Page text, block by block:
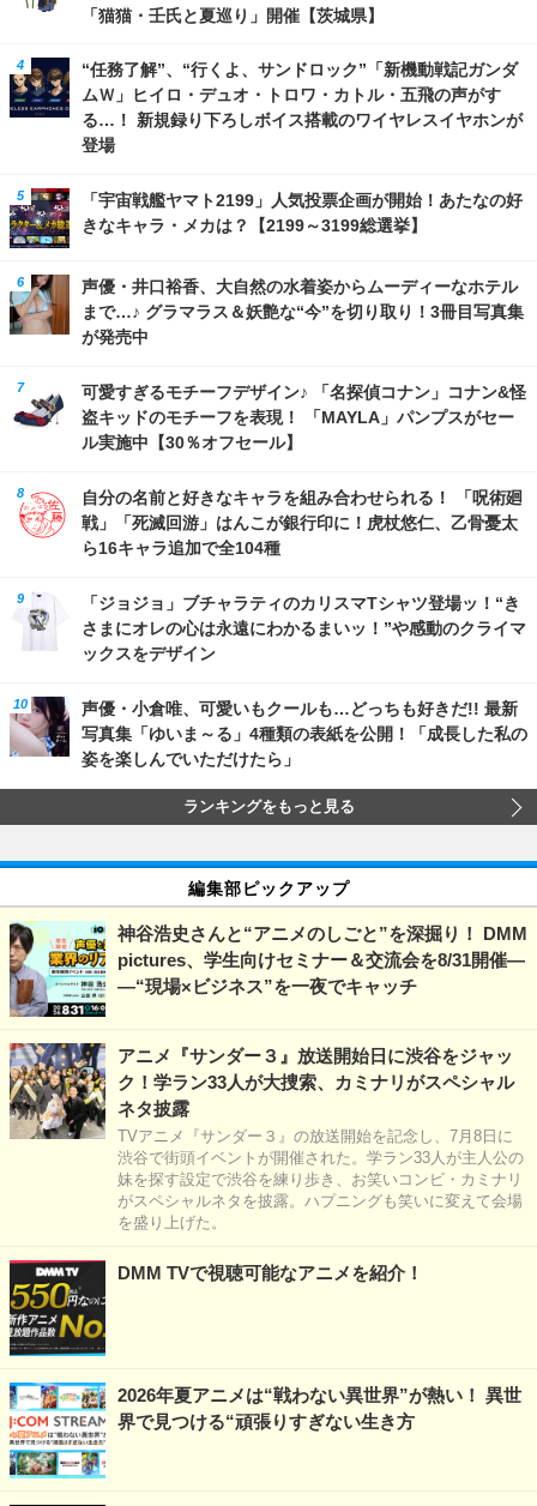
「猫猫・壬氏と夏巡り」開催【茨城県】
“任務了解”、“行くよ、サンドロック”「新機動戦記ガンダ
ムＷ」ヒイロ・デュオ・トロワ・カトル・五飛の声がす
る…！ 新規録り下ろしボイス搭載のワイヤレスイヤホンが
登場
「宇宙戦艦ヤマト2199」人気投票企画が開始！あたなの好
きなキャラ・メカは？【2199～3199総選挙】
声優・井口裕香、大自然の水着姿からムーディーなホテル
まで…♪ グラマラス＆妖艶な“今”を切り取り！3冊目写真集
が発売中
可愛すぎるモチーフデザイン♪ 「名探偵コナン」コナン&怪
盗キッドのモチーフを表現！ 「MAYLA」パンプスがセー
ル実施中【30％オフセール】
自分の名前と好きなキャラを組み合わせられる！ 「呪術廻
戦」「死滅回游」はんこが銀行印に！虎杖悠仁、乙骨憂太
ら16キャラ追加で全104種
「ジョジョ」ブチャラティのカリスマTシャツ登場ッ！“き
さまにオレの心は永遠にわかるまいッ！”や感動のクライマ
ックスをデザイン
声優・小倉唯、可愛いもクールも…どっちも好きだ!! 最新
写真集「ゆいま～る」4種類の表紙を公開！「成長した私の
姿を楽しんでいただけたら」
ランキングをもっと見る
編集部ピックアップ
神谷浩史さんと“アニメのしごと”を深掘り！ DMM
pictures、学生向けセミナー＆交流会を8/31開催―
―“現場×ビジネス”を一夜でキャッチ
アニメ『サンダー３』放送開始日に渋谷をジャッ
ク！学ラン33人が大捜索、カミナリがスペシャル
ネタ披露
TVアニメ『サンダー３』の放送開始を記念し、7月8日に
渋谷で街頭イベントが開催された。学ラン33人が主人公の
妹を探す設定で渋谷を練り歩き、お笑いコンビ・カミナリ
がスペシャルネタを披露。ハプニングも笑いに変えて会場
を盛り上げた。
DMM TVで視聴可能なアニメを紹介！
2026年夏アニメは“戦わない異世界”が熱い！ 異世
界で見つける“頑張りすぎない生き方